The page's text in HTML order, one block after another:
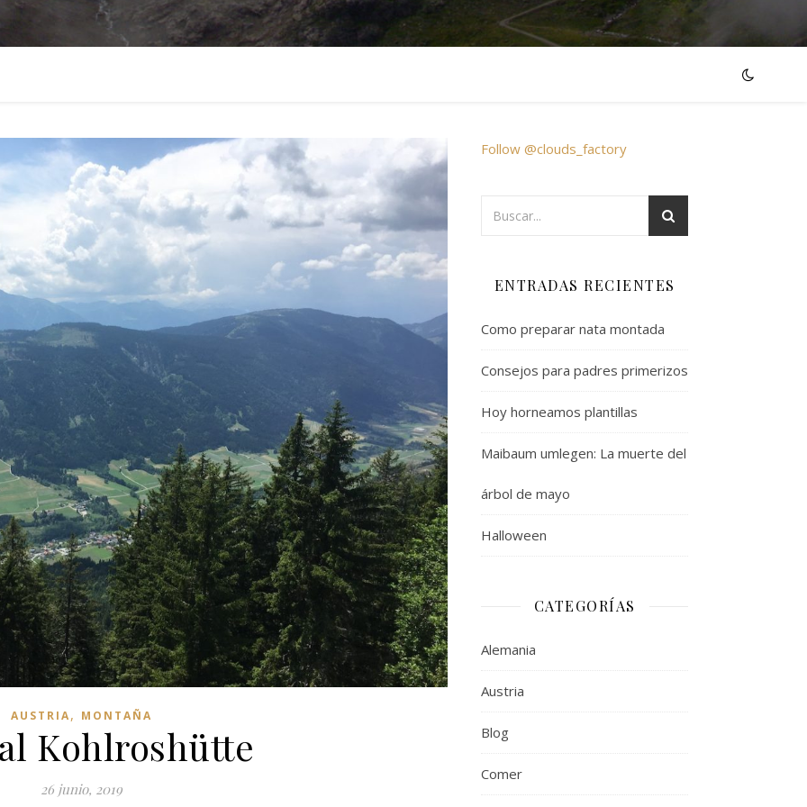
AUSTRIA, MONTAÑA
Kohlroshütte
26 junio, 2019
Follow @clouds_factory
ENTRADAS RECIENTES
Como preparar nata montada
Consejos para padres primerizos
Hoy horneamos plantillas
Maibaum umlegen: La muerte del
árbol de mayo
Halloween
CATEGORÍAS
Alemania
Austria
Blog
Comer